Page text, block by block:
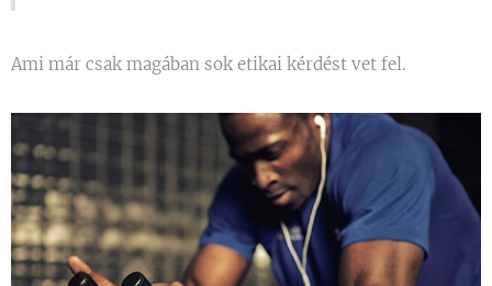
Ami már csak magában sok etikai kérdést vet fel.